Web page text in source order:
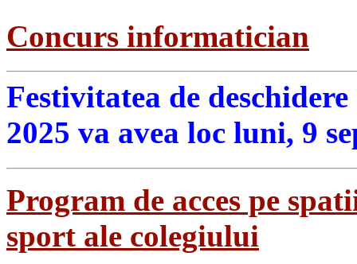
Concurs informatician
Festivitatea de
2025 va avea loc luni, 9
Program de acces pe
sport ale colegiului